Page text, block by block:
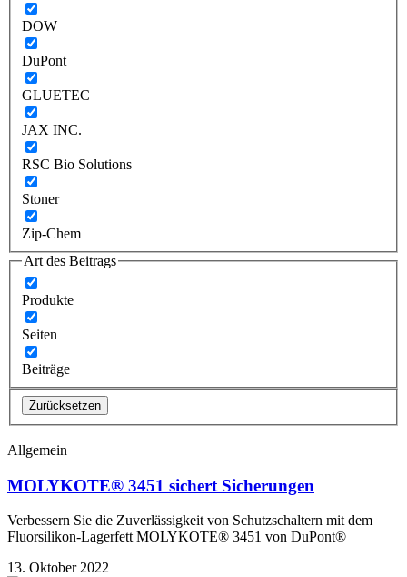
DOW
DuPont
GLUETEC
JAX INC.
RSC Bio Solutions
Stoner
Zip-Chem
Art des Beitrags
Produkte
Seiten
Beiträge
Zurücksetzen
Allgemein
MOLYKOTE® 3451 sichert Sicherungen
Verbessern Sie die Zuverlässigkeit von Schutzschaltern mit dem
Fluorsilikon-Lagerfett MOLYKOTE® 3451 von DuPont®
13. Oktober 2022